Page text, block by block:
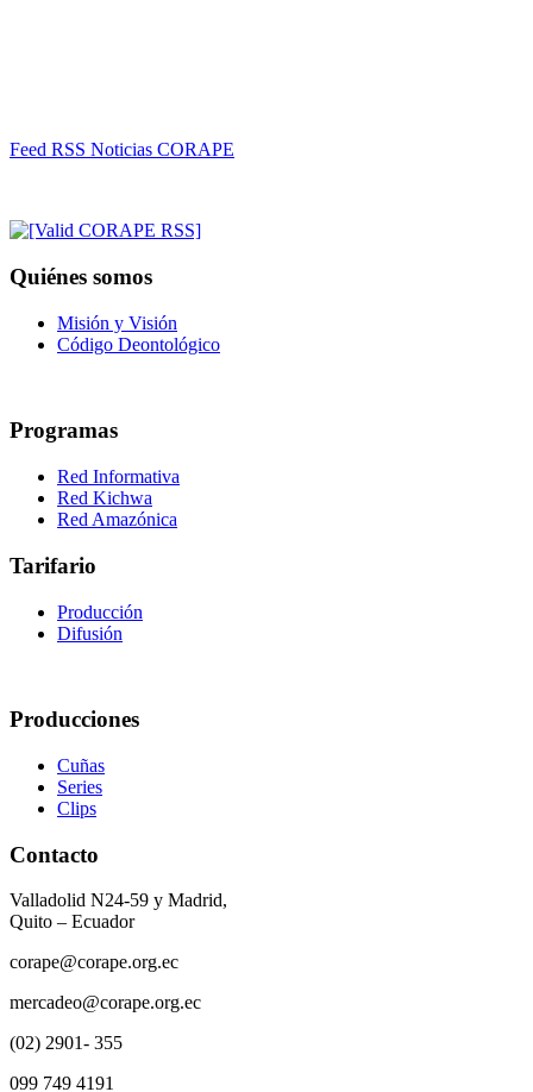
Feed RSS Noticias CORAPE
Quiénes somos
Misión y Visión
Código Deontológico
Programas
Red Informativa
Red Kichwa
Red Amazónica
Tarifario
Producción
Difusión
Producciones
Cuñas
Series
Clips
Contacto
Valladolid N24-59 y Madrid,
Quito – Ecuador
corape@corape.org.ec
mercadeo@corape.org.ec
(02) 2901- 355
099 749 4191